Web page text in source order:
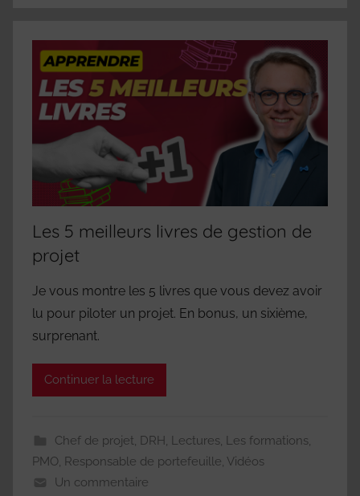
Les 5 meilleurs livres de gestion de
projet
Je vous montre les 5 livres que vous devez avoir
lu pour piloter un projet. En bonus, un sixième,
surprenant.
Continuer la lecture
Chef de projet, DRH, Lectures, Les formations,
PMO, Responsable de portefeuille, Vidéos
Un commentaire